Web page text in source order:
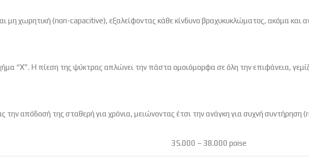
μη χωρητική (non-capacitive), εξαλείφοντας κάθε κίνδυνο βραχυκυκλώματος, ακόμα και
“X”. Η πίεση της ψύκτρας απλώνει την πάστα ομοιόμορφα σε όλη την επιφάνεια,
την απόδοσή της σταθερή για χρόνια, μειώνοντας έτσι την ανάγκη για συχνή συντήρηση
35.000 – 38.000 poise